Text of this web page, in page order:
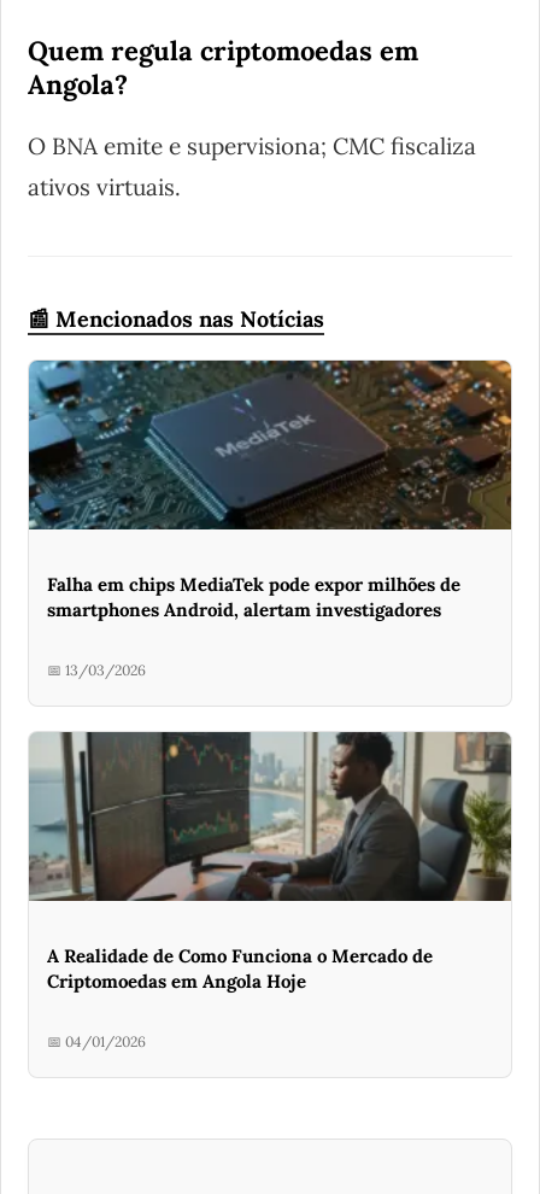
Quem regula criptomoedas em
Angola?
O BNA emite e supervisiona; CMC fiscaliza
ativos virtuais.
📰 Mencionados nas Notícias
Falha em chips MediaTek pode expor milhões de
smartphones Android, alertam investigadores
📅 13/03/2026
A Realidade de Como Funciona o Mercado de
Criptomoedas em Angola Hoje
📅 04/01/2026